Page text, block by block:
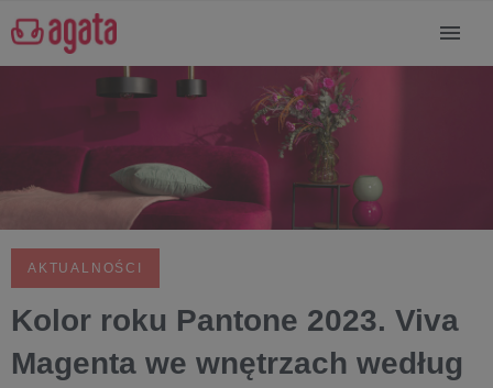
AKTUALNOŚCI
Kolor roku Pantone 2023. Viva
Magenta we wnętrzach według